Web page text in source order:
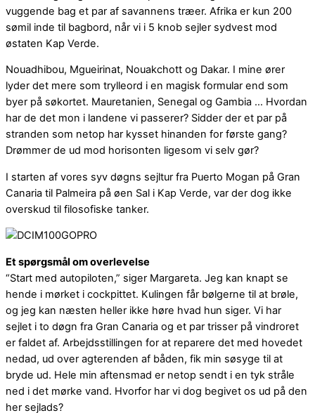
vuggende bag et par af savannens træer. Afrika er kun 200
sømil inde til bagbord, når vi i 5 knob sejler sydvest mod
østaten Kap Verde.
Nouadhibou, Mgueirinat, Nouakchott og Dakar. I mine ører
lyder det mere som trylleord i en magisk formular end som
byer på søkortet. Mauretanien, Senegal og Gambia … Hvordan
har de det mon i landene vi passerer? Sidder der et par på
stranden som netop har kysset hinanden for første gang?
Drømmer de ud mod horisonten ligesom vi selv gør?
I starten af vores syv døgns sejltur fra Puerto Mogan på Gran
Canaria til Palmeira på øen Sal i Kap Verde, var der dog ikke
overskud til filosofiske tanker.
Et spørgsmål om overlevelse
“Start med autopiloten,” siger Margareta. Jeg kan knapt se
hende i mørket i cockpittet. Kulingen får bølgerne til at brøle,
og jeg kan næsten heller ikke høre hvad hun siger. Vi har
sejlet i to døgn fra Gran Canaria og et par trisser på vindroret
er faldet af. Arbejdsstillingen for at reparere det med hovedet
nedad, ud over agterenden af båden, fik min søsyge til at
bryde ud. Hele min aftensmad er netop sendt i en tyk stråle
ned i det mørke vand. Hvorfor har vi dog begivet os ud på den
her sejlads?